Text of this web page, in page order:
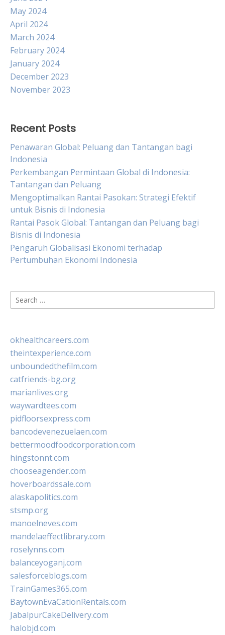
May 2024
April 2024
March 2024
February 2024
January 2024
December 2023
November 2023
Recent Posts
Penawaran Global: Peluang dan Tantangan bagi
Indonesia
Perkembangan Permintaan Global di Indonesia:
Tantangan dan Peluang
Mengoptimalkan Rantai Pasokan: Strategi Efektif
untuk Bisnis di Indonesia
Rantai Pasok Global: Tantangan dan Peluang bagi
Bisnis di Indonesia
Pengaruh Globalisasi Ekonomi terhadap
Pertumbuhan Ekonomi Indonesia
Search
for:
okhealthcareers.com
theintexperience.com
unboundedthefilm.com
catfriends-bg.org
marianlives.org
waywardtees.com
pidfloorsexpress.com
bancodevenezuelaen.com
bettermoodfoodcorporation.com
hingstonnt.com
chooseagender.com
hoverboardssale.com
alaskapolitics.com
stsmp.org
manoelneves.com
mandelaeffectlibrary.com
roselynns.com
balanceyoganj.com
salesforceblogs.com
TrainGames365.com
BaytownEvaCationRentals.com
JabalpurCakeDelivery.com
halobjd.com